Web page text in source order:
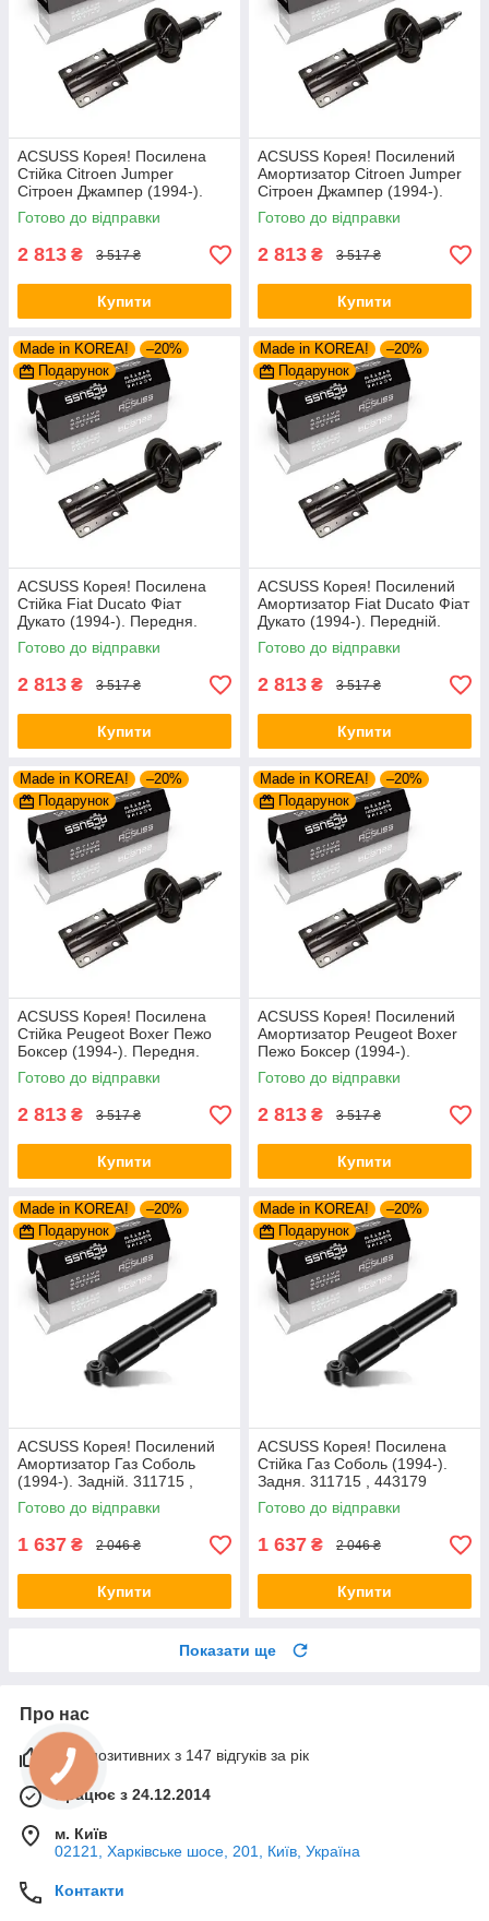
ACSUSS Корея! Посилена
Стійка Citroen Jumper
Сітроен Джампер (1994-).
Передня. Шток 25mm.
280975 , 635853
Готово до відправки
2 813 ₴ 3 517 ₴
Купити
ACSUSS Корея! Посилений
Амортизатор Citroen Jumper
Сітроен Джампер (1994-).
Передній. Шток 25mm.
280975 , 635853
Готово до відправки
2 813 ₴ 3 517 ₴
Купити
Made in KOREA!
–20%
Подарунок
ACSUSS Корея! Посилена
Стійка Fiat Ducato Фіат
Дукато (1994-). Передня.
Шток 25mm. 280975 , 635853
Готово до відправки
2 813 ₴ 3 517 ₴
Купити
Made in KOREA!
–20%
Подарунок
ACSUSS Корея! Посилений
Амортизатор Fiat Ducato Фіат
Дукато (1994-). Передній.
Шток 25mm. 280975 , 635853
Готово до відправки
2 813 ₴ 3 517 ₴
Купити
Made in KOREA!
–20%
Подарунок
ACSUSS Корея! Посилена
Стійка Peugeot Boxer Пежо
Боксер (1994-). Передня.
Шток 25mm. 280975 , 635853
Готово до відправки
2 813 ₴ 3 517 ₴
Купити
Made in KOREA!
–20%
Подарунок
ACSUSS Корея! Посилений
Амортизатор Peugeot Boxer
Пежо Боксер (1994-).
Передній. Шток 25mm.
280975 , 635853
Готово до відправки
2 813 ₴ 3 517 ₴
Купити
Made in KOREA!
–20%
Подарунок
ACSUSS Корея! Посилений
Амортизатор Газ Соболь
(1994-). Задній. 311715 ,
443179
Готово до відправки
1 637 ₴ 2 046 ₴
Купити
Made in KOREA!
–20%
Подарунок
ACSUSS Корея! Посилена
Стійка Газ Соболь (1994-).
Задня. 311715 , 443179
Готово до відправки
1 637 ₴ 2 046 ₴
Купити
Показати ще
Про нас
99% позитивних з 147 відгуків за рік
Працює з 24.12.2014
м. Київ
02121, Харківське шосе, 201, Київ, Україна
Контакти